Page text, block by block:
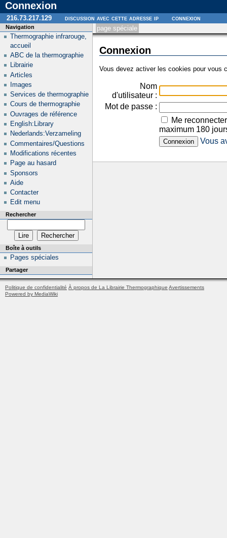
Connexion
page spéciale
Connexion
Vous devez activer les cookies pour vous
Nom
d'utilisateur :
Mot de passe :
Me
maximum 180
Vous
Navigation
Thermographie infrarouge,
accueil
ABC de la thermographie
Librairie
Articles
Images
Services de thermographie
Cours de thermographie
Ouvrages de référence
English:Library
Nederlands:Verzameling
Commentaires/Questions
Modifications récentes
Page au hasard
Sponsors
Aide
Contacter
Edit menu
Rechercher
Boîte à outils
Pages spéciales
Partager
216.73.217.129 discussion avec cette adresse ip connexion
Politique de confidentialité À propos de La Librairie Thermographique Avertissements
Powered by MediaWiki